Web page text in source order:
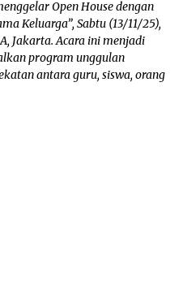
Open House dengan
Keluarga”, Sabtu (13/11/25),
Jakarta. Acara ini menjadi
program unggulan
antara guru, siswa, orang